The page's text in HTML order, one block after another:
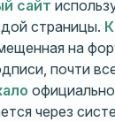
сайт
страницы.
на
почти
через